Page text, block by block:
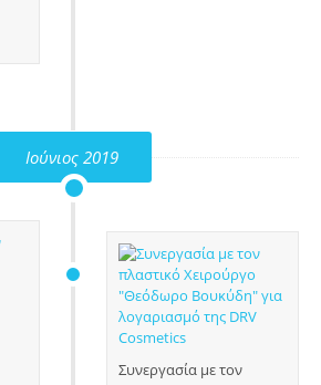
Ιούνιος 2019
Συνεργασία με τον